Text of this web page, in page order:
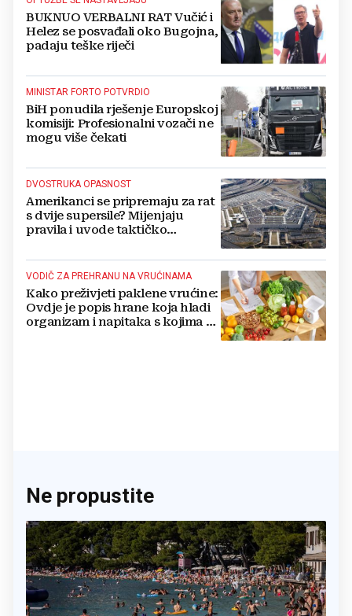
BUKNUO VERBALNI RAT Vučić i
Helez se posvađali oko Bugojna,
padaju teške riječi
MINISTAR FORTO POTVRDIO
BiH ponudila rješenje Europskoj
komisiji: Profesionalni vozači ne
mogu više čekati
DVOSTRUKA OPASNOST
Amerikanci se pripremaju za rat
s dvije supersile? Mijenjaju
pravila i uvode taktičko
VODIČ ZA PREHRANU NA VRUĆINAMA
Kako preživjeti paklene vrućine:
Ovdje je popis hrane koja hladi
organizam i napitaka s kojima si
Ne propustite